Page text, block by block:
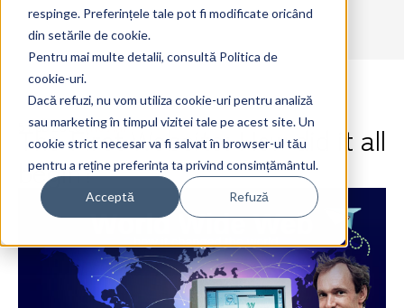
respinge. Preferințele tale pot fi modificate oricând
din setările de cookie.
Pentru mai multe detalii, consultă Politica de
cookie-uri.
Dacă refuzi, nu vom utiliza cookie-uri pentru analiză
sau marketing în timpul vizitei tale pe acest site. Un
cookie strict necesar va fi salvat în browser-ul tău
pentru a reține preferința ta privind consimțământul.
Acceptă Refuză
The First Website: How did it all
begin?
5 Feb 2025The Ant